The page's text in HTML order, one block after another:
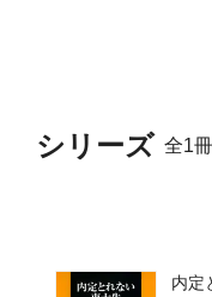
シリーズ 全1冊
内定